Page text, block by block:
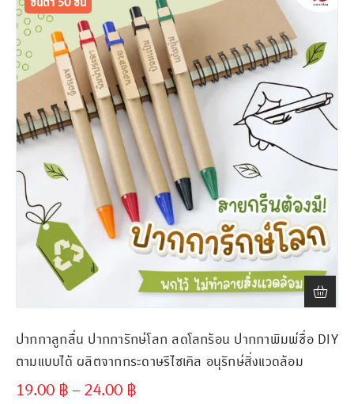
ขั้นต่ำ 50 ชิ้น
ปากกาลูกลื่น ปากการักษ์โลก ลดโลกร้อน ปากกาพิมพ์ชื่อ DIY
ตามแบบได้ ผลิตจากกระดาษรีไซเคิล อนุรักษ์สิ่งแวดล้อม
19.00 ฿–24.00 ฿